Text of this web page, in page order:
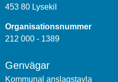
453 80 Lysekil
Organisationsnummer
212 000 - 1389
Genvägar
Kommunal anslagstavla